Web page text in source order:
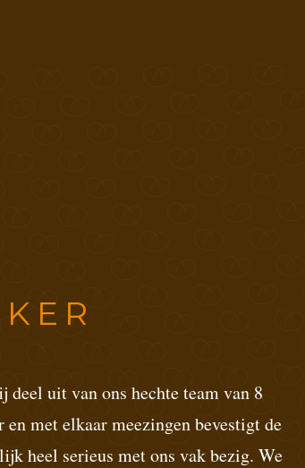
uit van ons hechte team van 8
met elkaar meezingen bevestigt de
heel serieus met ons vak bezig. We